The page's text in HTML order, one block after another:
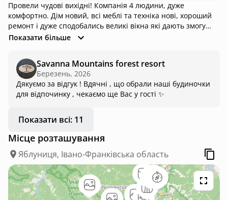
Провели чудові вихідні! Компанія 4 людини, дуже
комфортно. Дім новий, всі меблі та техніка нові, хороший
ремонт і дуже сподобались великі вікна які дають змогу
насолоджуватись природою навколо. Чани та мангал зона
дороги, навколо гори та ліса, 5-7хв їхати до Поляниці
(центр цивілізації в Буковелі), через дорогу ресторан і
можна замовити їжу. В домі тепло, що дуже важливо коли
ти проводиш там час взимку =) Орендатор була завжди на
зв'язку коли виникали питання, детально пояснила як
цьому місцю!
Показати більше
Savanna Mountains forest resort
Березень, 2026
Дякуємо за відгук ! Вдячні , що обрали наші будиночки
для відпочинку , чекаємо ще Вас у гості ✨
Показати всі: 11
Місце розташування
Яблуниця, Івано-Франківська область